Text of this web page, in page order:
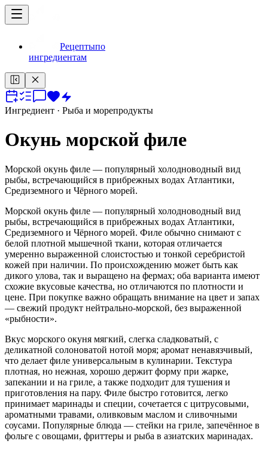
Рецептыпо
ингредиентам
Ингредиент · Рыба и морепродукты
Окунь морской филе
Морской окунь филе — популярный холодноводный вид
рыбы, встречающийся в прибрежных водах Атлантики,
Средиземного и Чёрного морей.
Морской окунь филе — популярный холодноводный вид
рыбы, встречающийся в прибрежных водах Атлантики,
Средиземного и Чёрного морей. Филе обычно снимают с
белой плотной мышечной ткани, которая отличается
умеренно выраженной слоистостью и тонкой серебристой
кожей при наличии. По происхождению может быть как
дикого улова, так и выращено на фермах; оба варианта имеют
схожие вкусовые качества, но отличаются по плотности и
цене. При покупке важно обращать внимание на цвет и запах
— свежий продукт нейтрально-морской, без выраженной
«рыбности».
Вкус морского окуня мягкий, слегка сладковатый, с
деликатной солоноватой нотой моря; аромат ненавязчивый,
что делает филе универсальным в кулинарии. Текстура
плотная, но нежная, хорошо держит форму при жарке,
запекании и на гриле, а также подходит для тушения и
приготовления на пару. Филе быстро готовится, легко
принимает маринады и специи, сочетается с цитрусовыми,
ароматными травами, оливковым маслом и сливочными
соусами. Популярные блюда — стейки на гриле, запечённое в
фольге с овощами, фриттеры и рыба в азиатских маринадах.